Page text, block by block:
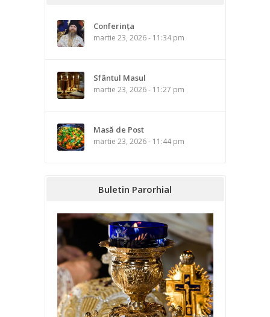
Conferința
martie 23, 2026 - 11:34 pm
Sfântul Masul
martie 23, 2026 - 11:27 pm
Masă de Post
martie 23, 2026 - 11:44 pm
Buletin Parorhial